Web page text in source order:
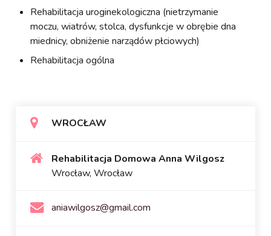
Rehabilitacja uroginekologiczna (nietrzymanie
moczu, wiatrów, stolca, dysfunkcje w obrębie dna
miednicy, obniżenie narządów płciowych)
Rehabilitacja ogólna
WROCŁAW
Rehabilitacja Domowa Anna Wilgosz
Wrocław, Wrocław
aniawilgosz@gmail.com